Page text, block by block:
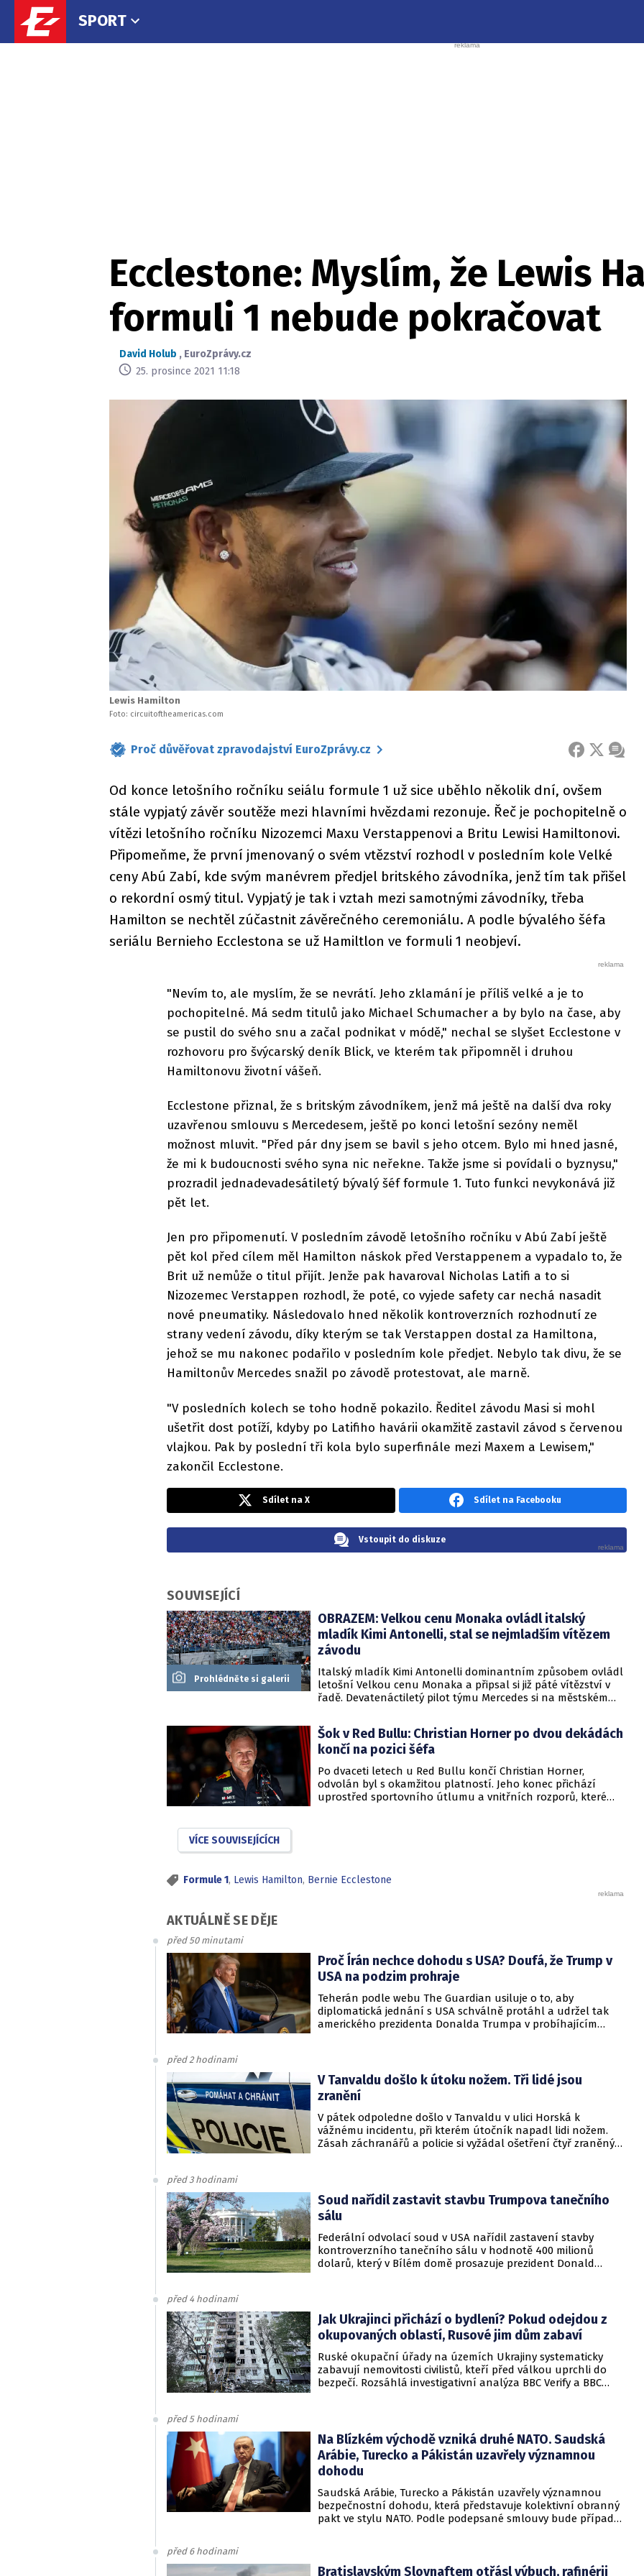
SPORT
Ecclestone: Myslím, že Lewis
formuli 1 nebude pokračovat
David Holub , EuroZprávy.cz
25. prosince 2021 11:18
Lewis Hamilton
Foto: circuitoftheamericas.com
Proč důvěřovat zpravodajství EuroZprávy.cz FACEBOOK
X
Od konce letošního ročníku seiálu formule 1 už sice uběhlo několik dní, ovšem
stále vypjatý závěr soutěže mezi hlavními hvězdami rezonuje. Řeč je pochopitelně o
vítězi letošního ročníku Nizozemci Maxu Verstappenovi a Britu Lewisi Hamiltonovi.
Připomeňme, že první jmenovaný o svém vtězství rozhodl v posledním kole Velké
ceny Abú Zabí, kde svým manévrem předjel britského závodníka, jenž tím tak přišel
o rekordní osmý titul. Vypjatý je tak i vztah mezi samotnými závodníky, třeba
Hamilton se nechtěl zúčastnit závěrečného ceremoniálu. A podle bývalého šéfa
seriálu Bernieho Ecclestona se už Hamiltlon ve formuli 1 neobjeví.
"Nevím to, ale myslím, že se nevrátí. Jeho zklamání je příliš velké a je to
pochopitelné. Má sedm titulů jako Michael Schumacher a by bylo na čase, aby
se pustil do svého snu a začal podnikat v módě," nechal se slyšet Ecclestone v
rozhovoru pro švýcarský deník Blick, ve kterém tak připomněl i druhou
Hamiltonovu životní vášeň.
Ecclestone přiznal, že s britským závodníkem, jenž má ještě na další dva roky
uzavřenou smlouvu s Mercedesem, ještě po konci letošní sezóny neměl
možnost mluvit. "Před pár dny jsem se bavil s jeho otcem. Bylo mi hned jasné,
že mi k budoucnosti svého syna nic neřekne. Takže jsme si povídali o byznysu,"
prozradil jednadevadesátiletý bývalý šéf formule 1. Tuto funkci nevykonává již
pět let.
Jen pro připomenutí. V posledním závodě letošního ročníku v Abú Zabí ještě
pět kol před cílem měl Hamilton náskok před Verstappenem a vypadalo to, že
Brit už nemůže o titul přijít. Jenže pak havaroval Nicholas Latifi a to si
Nizozemec Verstappen rozhodl, že poté, co vyjede safety car nechá nasadit
nové pneumatiky. Následovalo hned několik kontroverzních rozhodnutí ze
strany vedení závodu, díky kterým se tak Verstappen dostal za Hamiltona,
jehož se mu nakonec podařilo v posledním kole předjet. Nebylo tak divu, že se
Hamiltonův Mercedes snažil po závodě protestovat, ale marně.
"V posledních kolech se toho hodně pokazilo. Ředitel závodu Masi si mohl
ušetřit dost potíží, kdyby po Latifiho havárii okamžitě zastavil závod s červenou
vlajkou. Pak by poslední tři kola bylo superfinále mezi Maxem a Lewisem,"
zakončil Ecclestone.
Sdílet na X Sdílet na Facebooku
Vstoupit do diskuze
SOUVISEJÍCÍ
Prohlédněte si galerii
OBRAZEM: Velkou cenu Monaka ovládl italský
mladík Kimi Antonelli, stal se nejmladším vítězem
závodu
Italský mladík Kimi Antonelli dominantním způsobem ovládl
letošní Velkou cenu Monaka a připsal si již páté vítězství v
řadě. Devatenáctiletý pilot týmu Mercedes si na městském
nástrahami chaotického závodu, který musel být kvůli
nehodám a poškození trati dvakrát přerušen výjezdem
bezpečnostního vozidla a následně dokonce vyvěšením
vítězem Velké ceny Monaka, si tímto triumfem upevnil vedení
v šampionátu a před druhým Lewisem Hamiltonem má nyní
náskok 66 bodů.
Šok v Red Bullu: Christian Horner po dvou dekádách
končí na pozici šéfa
Po dvaceti letech u Red Bullu končí Christian Horner,
odvolán byl s okamžitou platností. Jeho konec přichází
uprostřed sportovního útlumu a vnitřních rozporů, které
VÍCE SOUVISEJÍCÍCH
Formule 1, Lewis Hamilton, Bernie Ecclestone
AKTUÁLNĚ SE DĚJE
před 50 minutami
Proč Írán nechce dohodu s USA? Doufá, že Trump v
USA na podzim prohraje
Teherán podle webu The Guardian usiluje o to, aby
diplomatická jednání s USA schválně protáhl a udržel tak
amerického prezidenta Donalda Trumpa v probíhajícím
rukojmími za prezidenta Jimmyho Cartera.
před 2 hodinami
V Tanvaldu došlo k útoku nožem. Tři lidé jsou
zranění
V pátek odpoledne došlo v Tanvaldu v ulici Horská k
vážnému incidentu, při kterém útočník napadl lidi nožem.
Zásah záchranářů a policie si vyžádal ošetření čtyř zraněných
před 3 hodinami
Soud nařídil zastavit stavbu Trumpova tanečního
sálu
Federální odvolací soud v USA nařídil zastavení stavby
kontroverzního tanečního sálu v hodnotě 400 milionů
dolarů, který v Bílém domě prosazuje prezident Donald
před 4 hodinami
Jak Ukrajinci přichází o bydlení? Pokud odejdou z
okupovaných oblastí, Rusové jim dům zabaví
Ruské okupační úřady na územích Ukrajiny systematicky
zabavují nemovitosti civilistů, kteří před válkou uprchli do
bezpečí. Rozsáhlá investigativní analýza BBC Verify a BBC
před 5 hodinami
Na Blízkém východě vzniká druhé NATO. Saudská
Arábie, Turecko a Pákistán uzavřely významnou
dohodu
Saudská Arábie, Turecko a Pákistán uzavřely významnou
bezpečnostní dohodu, která představuje kolektivní obranný
pakt ve stylu NATO. Podle podepsané smlouvy bude případný
před 6 hodinami
Bratislavským Slovnaftem otřásl výbuch, rafinérii